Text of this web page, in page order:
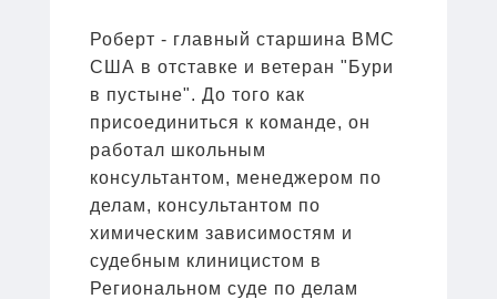
Роберт - главный старшина ВМС
США в отставке и ветеран "Бури
в пустыне". До того как
присоединиться к команде, он
работал школьным
консультантом, менеджером по
делам, консультантом по
химическим зависимостям и
судебным клиницистом в
Региональном суде по делам